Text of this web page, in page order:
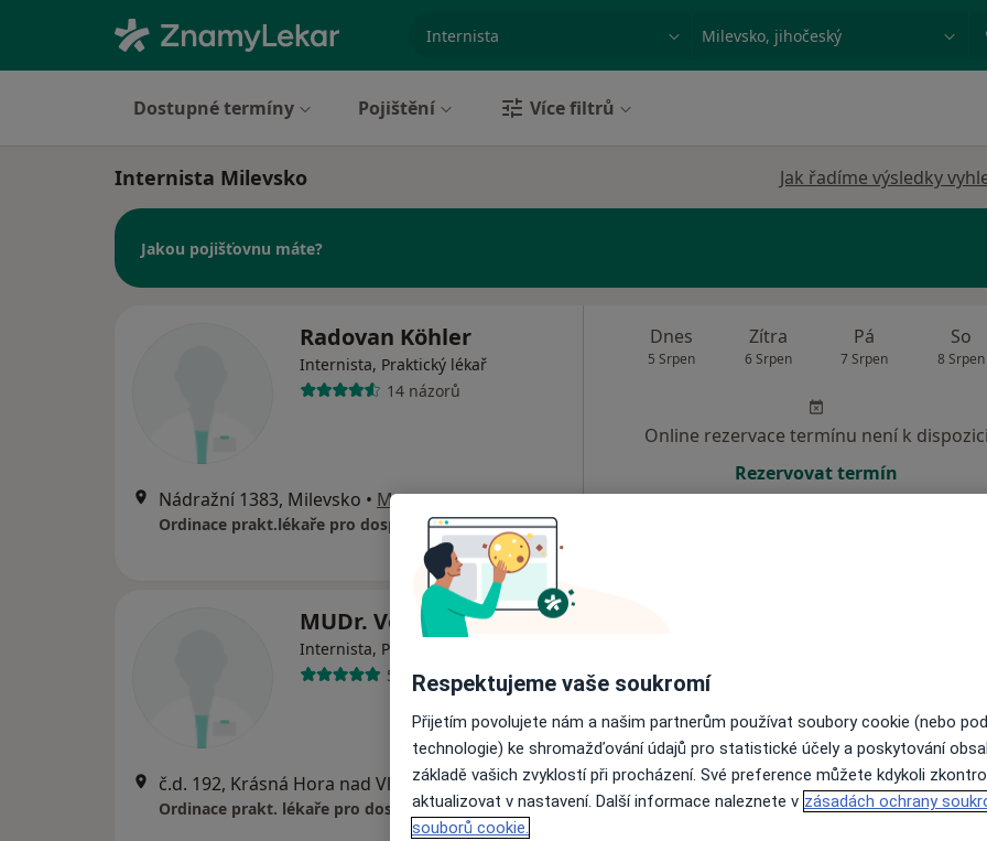
Město nebo region
Dostupné termíny Pojištění Více filtrů
Internista Milevsko Jak řadíme výsledky
Jakou pojišťovnu máte?
Radovan Köhler
Internista, Praktický lékař
14 názorů
Nádražní 1383, Milevsko • Mapa
Ordinace prakt.lékaře pro dospělé
Dnes
5 Srpen
Zítra
6 Srpen
Pá
7 Srpen
So
8 Srpen
Online rezervace termínu není k dispozici
Rezervovat termín
MUDr. Věra Čedíková
Internista, Praktický lékař
5 názorů
č.d. 192, Krásná Hora nad Vltavou•Mapa
Ordinace prakt. lékaře pro dospělé
Online rezervace termínu není k
Rezervovat termín
Respektujeme vaše soukromí
Přijetím povolujete nám a našim partnerům používat soubory cookie (nebo
technologie) ke shromažďování údajů pro statistické účely a poskytování
základě vašich zvyklostí při procházení. Své preference můžete kdykoli
aktualizovat v nastavení. Další informace naleznete v zásadách ochrany
souborů cookie.